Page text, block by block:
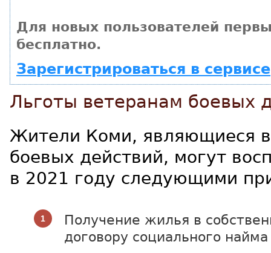
Для новых пользователей
бесплатно.
Зарегистрироваться в сервисе
Льготы ветеранам боевых
Жители Коми, являющиеся
боевых действий, могут
в 2021 году следующими
Получение жилья в
договору социального